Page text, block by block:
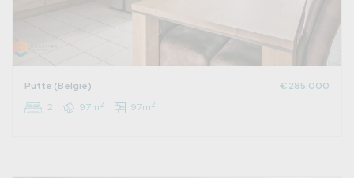
Putte (België)
€ 285.000
2
97m2 97m2